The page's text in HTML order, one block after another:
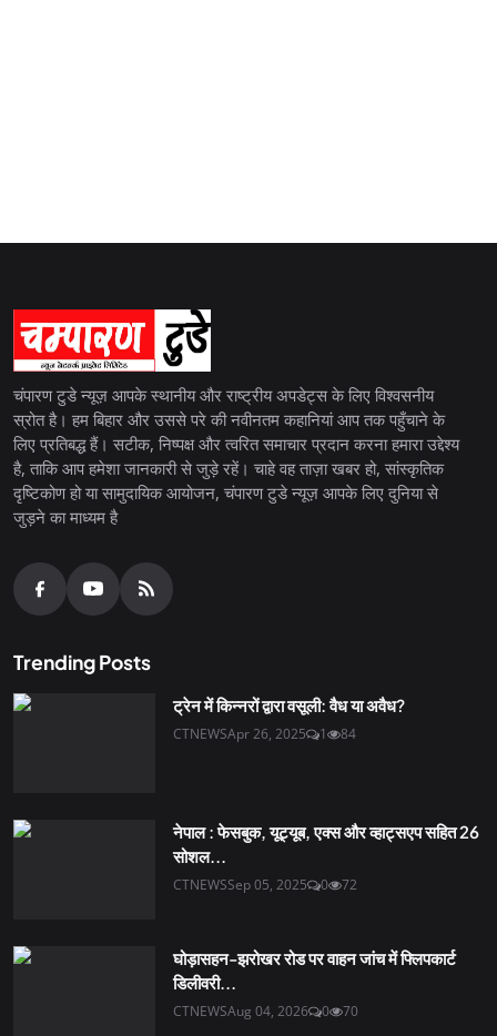
चंपारण टुडे न्यूज़ आपके स्थानीय और राष्ट्रीय अपडेट्स के लिए विश्वसनीय
स्रोत है। हम बिहार और उससे परे की नवीनतम कहानियां आप तक पहुँचाने के
लिए प्रतिबद्ध हैं। सटीक, निष्पक्ष और त्वरित समाचार प्रदान करना हमारा उद्देश्य
है, ताकि आप हमेशा जानकारी से जुड़े रहें। चाहे वह ताज़ा खबर हो, सांस्कृतिक
दृष्टिकोण हो या सामुदायिक आयोजन, चंपारण टुडे न्यूज़ आपके लिए दुनिया से
जुड़ने का माध्यम है
Trending Posts
ट्रेन में किन्नरों द्वारा वसूली: वैध या अवैध?
CTNEWSApr 26, 2025 1 84
नेपाल : फेसबुक, यूट्यूब, एक्स और व्हाट्सएप सहित 26
सोशल...
CTNEWSSep 05, 2025 0 72
घोड़ासहन-झरोखर रोड पर वाहन जांच में फ्लिपकार्ट
डिलीवरी...
CTNEWSAug 04, 2026 0 70